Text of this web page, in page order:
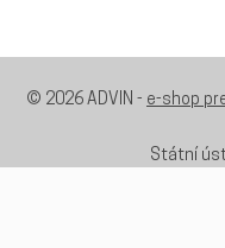
© 2026 ADVIN - e-shop
Státní